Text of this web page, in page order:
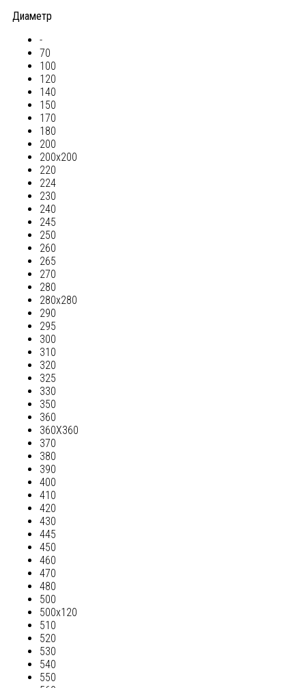
Диаметр
-
70
100
120
140
150
170
180
200
200х200
220
224
230
240
245
250
260
265
270
280
280х280
290
295
300
310
320
325
330
350
360
360Х360
370
380
390
400
410
420
430
445
450
460
470
480
500
500х120
510
520
530
540
550